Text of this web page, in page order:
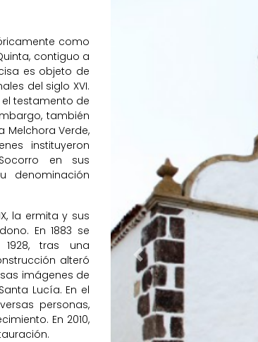
como
contiguo a
es objeto de
del siglo XVI.
testamento de
también
Melchora Verde,
instituyeron
en sus
denominación
la ermita y sus
En 1883 se
tras una
alteró
imágenes de
Lucía. En el
personas,
En 2010,
Previous